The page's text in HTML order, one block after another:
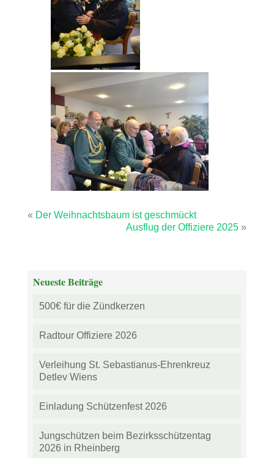
« Der Weihnachtsbaum ist geschmückt
Ausflug der Offiziere 2025 »
Neueste Beiträge
500€ für die Zündkerzen
Radtour Offiziere 2026
Verleihung St. Sebastianus-Ehrenkreuz
Detlev Wiens
Einladung Schützenfest 2026
Jungschützen beim Bezirksschützentag
2026 in Rheinberg